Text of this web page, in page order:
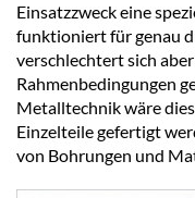
Einsatzzweck eine
funktioniert für genau
verschlechtert sich
Rahmenbedingungen
Metalltechnik wäre
Einzelteile gefertigt
von Bohrungen und